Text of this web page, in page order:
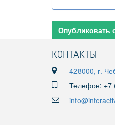
Опубликовать
КОНТАКТЫ
428000, г.
Телефон: +7